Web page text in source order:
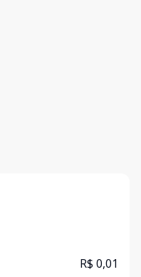
R$ 0,01